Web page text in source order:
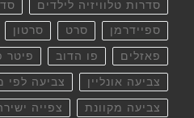
סדרות טלוויזיה לילדים
ספיידרמן סרט סרטון
פאזלים פו הדוב פיטר
צביעה אונליין צביעה לפי
צביעה מקוונת צפייה